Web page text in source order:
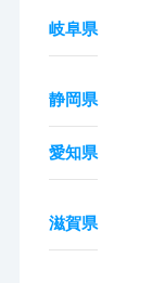
岐阜県
静岡県
愛知県
滋賀県